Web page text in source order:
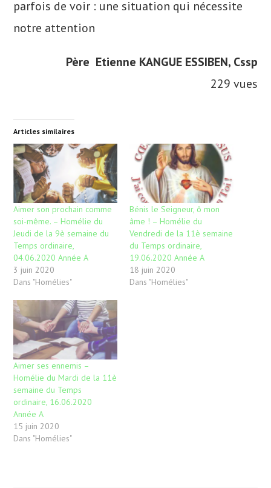
parfois de voir : une situation qui nécessite
notre attention
Père Etienne KANGUE ESSIBEN, Cssp​
229 vues
Articles similaires
Aimer son prochain comme
soi-même. – Homélie du
Jeudi de la 9è semaine du
Temps ordinaire,
04.06.2020 Année A
3 juin 2020
Dans "Homélies"
Bénis le Seigneur, ô mon
âme ! – Homélie du
Vendredi de la 11è semaine
du Temps ordinaire,
19.06.2020 Année A
18 juin 2020
Dans "Homélies"
Aimer ses ennemis –
Homélie du Mardi de la 11è
semaine du Temps
ordinaire, 16.06.2020
Année A
15 juin 2020
Dans "Homélies"